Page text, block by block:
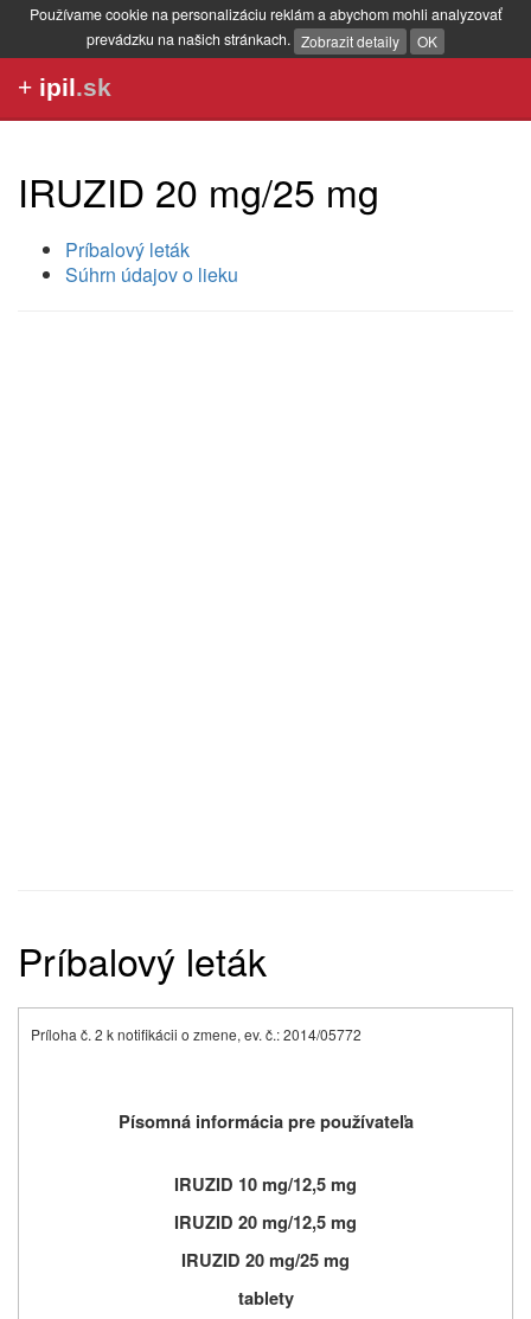
Používame cookie na personalizáciu reklám a abychom mohli analyzovať
prevádzku na našich stránkach. Zobrazit detaily OK
+ ipil.sk
IRUZID 20 mg/25 mg
Príbalový leták
Súhrn údajov o lieku
Príbalový leták
Príloha č. 2 k notifikácii o zmene, ev. č.: 2014/05772
Písomná informácia pre používateľa
IRUZID 10 mg/12,5 mg
IRUZID 20 mg/12,5 mg
IRUZID 20 mg/25 mg
tablety